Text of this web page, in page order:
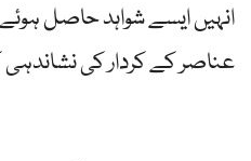
انہیں ایسے شواہد حاصل
عناصر کے کردار کی نشاندہی